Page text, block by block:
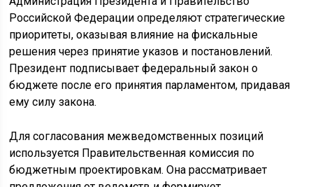
Российской Федерации определяют стратегические
приоритеты, оказывая влияние на фискальные
решения через принятие указов и постановлений.
Президент подписывает федеральный закон о
бюджете после его принятия парламентом, придавая
ему силу закона.
Для согласования межведомственных позиций
используется Правительственная комиссия по
бюджетным проектировкам. Она рассматривает